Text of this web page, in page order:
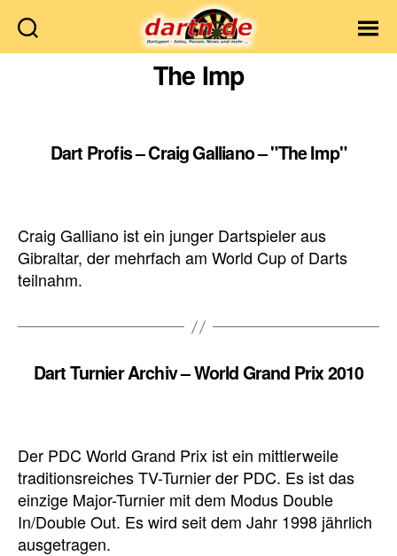
Dartn.de
The Imp
Dart Profis – Craig Galliano – "The Imp"
Craig Galliano ist ein junger Dartspieler aus
Gibraltar, der mehrfach am World Cup of Darts
teilnahm.
Dart Turnier Archiv – World Grand Prix 2010
Der PDC World Grand Prix ist ein mittlerweile
traditionsreiches TV-Turnier der PDC. Es ist das
einzige Major-Turnier mit dem Modus Double
In/Double Out. Es wird seit dem Jahr 1998 jährlich
ausgetragen.